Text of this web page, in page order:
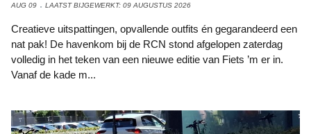
AUG 09 LAATST BIJGEWERKT: 09 AUGUSTUS 2026
Creatieve uitspattingen, opvallende outfits én gegarandeerd een
nat pak! De havenkom bij de RCN stond afgelopen zaterdag
volledig in het teken van een nieuwe editie van Fiets ’m er in.
Vanaf de kade m...
Eigen foto